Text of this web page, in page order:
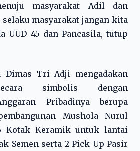
masyarakat Adil dan
masyarakat jangan kita
UUD 45 dan Pancasila, tutup
Dimas Tri Adji mengadakan
simbolis dengan
Pribadinya berupa
Mushola Nurul
Kotak Keramik untuk lantai
Semen serta 2 Pick Up Pasir